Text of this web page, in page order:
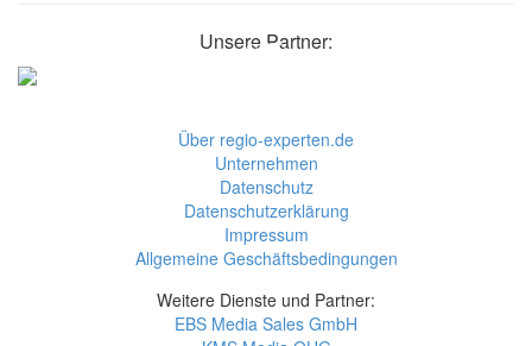
Unsere Partner:
Über regio-experten.de
Unternehmen
Datenschutz
Datenschutzerklärung
Impressum
Allgemeine Geschäftsbedingungen
Weitere Dienste und Partner:
EBS Media Sales GmbH